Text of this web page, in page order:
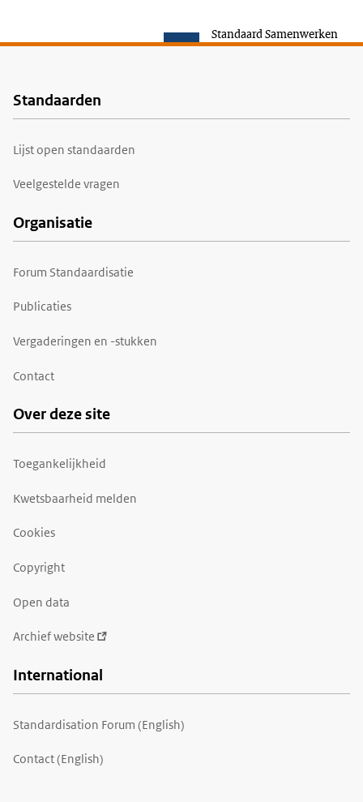
Standaard Samenwerken
Voet
Standaarden
Lijst open standaarden
Veelgestelde vragen
Organisatie
Forum Standaardisatie
Publicaties
Vergaderingen en -stukken
Contact
Over deze site
Toegankelijkheid
Kwetsbaarheid melden
Cookies
Copyright
Open data
Archief website
International
Standardisation Forum (English)
Contact (English)